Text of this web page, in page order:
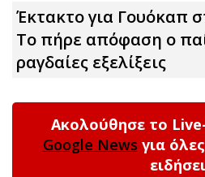
Έκτακτο για Γουόκαπ
Το πήρε απόφαση ο
ραγδαίες εξελίξεις
Ακολούθησε το
Google News για